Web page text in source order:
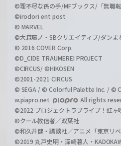
©理不尽な孫の手/MFブックス/「無職
©irodori ent post
© MARVEL
©大森藤ノ・SBクリエイティブ/ダンま
© 2016 COVER Corp.
©D_CIDE TRAUMEREI PROJECT
©CIRCUS/ ©HIKOSEN
©2001-2021 CIRCUS
© SEGA / © Colorful Palette Inc. / ©
w.piapro.net
All rights
©2022 プロジェクトラブライブ！虹ヶ
©クール教信者／双葉社
©和久井健・講談社／アニメ「東京リ
©2019 丸戸史明・深崎暮人・